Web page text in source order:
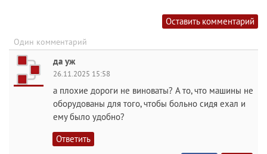
Оставить комментарий
Один комментарий
да уж
26.11.2025 15:58
а плохие дороги не виноваты? А то, что машины не
оборудованы для того, чтобы больно сидя ехал и
ему было удобно?
Ответить